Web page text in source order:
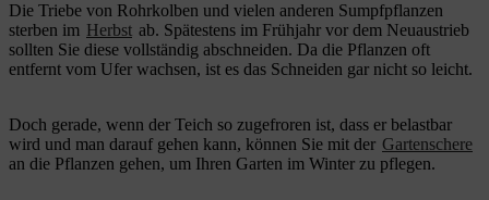
Die Triebe von Rohrkolben und vielen anderen Sumpfpflanzen
sterben im Herbst ab. Spätestens im Frühjahr vor dem Neuaustrieb
sollten Sie diese vollständig abschneiden. Da die Pflanzen oft
entfernt vom Ufer wachsen, ist es das Schneiden gar nicht so leicht.
Doch gerade, wenn der Teich so zugefroren ist, dass er belastbar
wird und man darauf gehen kann, können Sie mit der Gartenschere
an die Pflanzen gehen, um Ihren Garten im Winter zu pflegen.